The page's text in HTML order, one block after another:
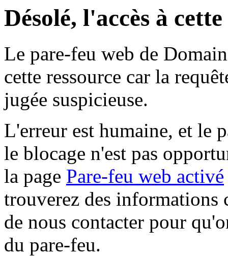
Désolé, l'accès à
Le pare-feu web de
cette ressource car la
jugée suspicieuse.
L'erreur est humaine, et le
le blocage n'est pas
la page Pare-feu web activé
trouverez des informations
de nous contacter pour
du pare-feu.